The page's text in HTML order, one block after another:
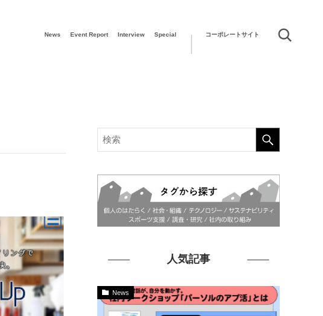
News Event Report Interview Special コーポレートサイト
人気記事
News